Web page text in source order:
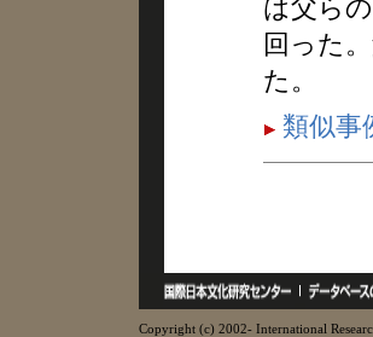
は父ら
回った
た。
類似事
Copyright (c) 2002- International